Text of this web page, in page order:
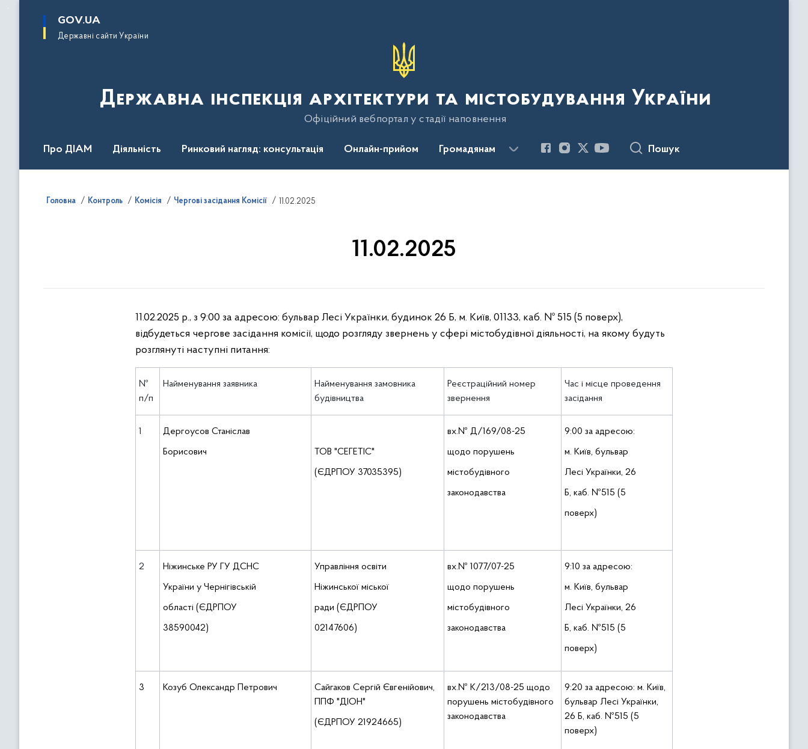
основного
GOV.UA
Державні сайти України
Державна інспекція архітектури та містобудування України
Офіційний вебпортал у стадії наповнення
Про ДІАМ Діяльність Ринковий нагляд: консультація Онлайн-прийом Громадянам Пошук
Головна Контроль Комісія Чергові засідання Комісії 11.02.2025
11.02.2025
11.02.2025 р., з 9:00 за адресою: бульвар Лесі Українки, будинок 26 Б, м. Київ, 01133, каб. № 515 (5 поверх),
відбудеться чергове засідання комісії, щодо розгляду звернень у сфері містобудівної діяльності, на якому будуть
розглянуті наступні питання:
№
п/п
Найменування заявника
Найменування замовника
будівництва
Реєстраційний номер
звернення
Час і місце проведення
засідання
1 Дергоусов Станіслав
Борисович ТОВ "СЕГЕТІС"
(ЄДРПОУ 37035395)
вх.№ Д/169/08-25
щодо порушень
містобудівного
законодавства
9:00 за адресою:
м. Київ, бульвар
Лесі Українки, 26
Б, каб. №515 (5
поверх)
2 Ніжинське РУ ГУ ДСНС
України у Чернігівській
області (ЄДРПОУ
38590042)
Управління освіти
Ніжинської міської
ради (ЄДРПОУ
02147606)
вх.№ 1077/07-25
щодо порушень
містобудівного
законодавства
9:10 за адресою:
м. Київ, бульвар
Лесі Українки, 26
Б, каб. №515 (5
поверх)
3 Козуб Олександр Петрович
Сайгаков Сергій Євгенійович,
ППФ "ДІОН"
(ЄДРПОУ 21924665)
вх.№ К/213/08-25 щодо
порушень містобудівного
законодавства
9:20 за адресою: м. Київ,
бульвар Лесі Українки,
26 Б, каб. №515 (5
поверх)